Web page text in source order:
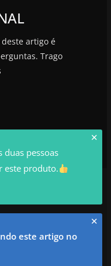
artigo é
Trago
. Todos os direitos
✕
duas pessoas
este produto.
✕
este artigo no